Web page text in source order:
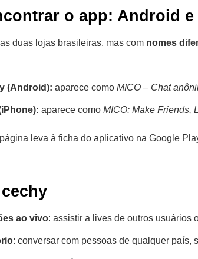
o app: Android e
duas lojas brasileiras, mas com nomes
(Android): aparece como MICO – Chat
aparece como MICO: Make Friends,
leva à ficha do aplicativo na Google
cechy
ao vivo: assistir a lives de outros usuários
: conversar com pessoas de qualquer país,